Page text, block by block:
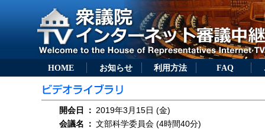
HOME お知らせ 利用方法 FAQ
開会日 ： 2019年3月15日 (金)
会議名
： 文部科学委員会 (4時間40分)